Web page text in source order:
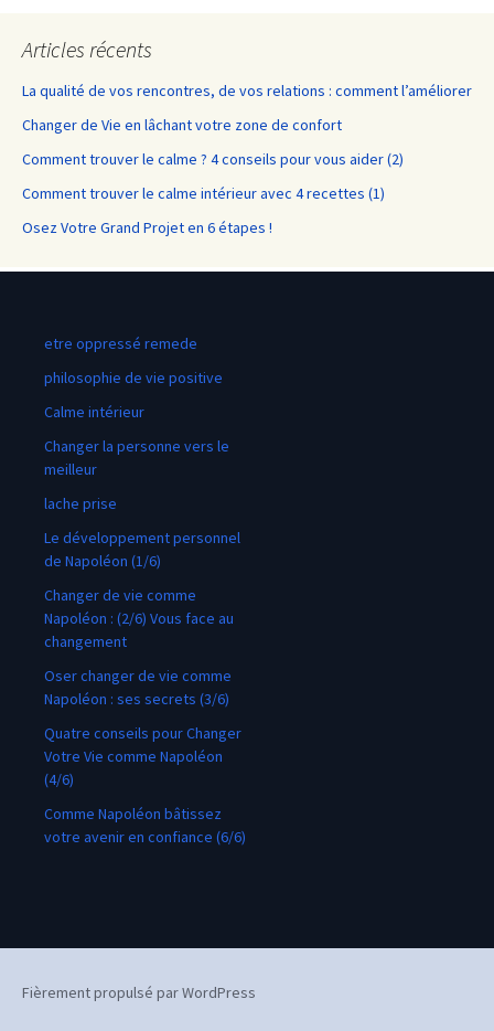
Articles récents
La qualité de vos rencontres, de vos relations : comment l’améliorer
Changer de Vie en lâchant votre zone de confort
Comment trouver le calme ? 4 conseils pour vous aider (2)
Comment trouver le calme intérieur avec 4 recettes (1)
Osez Votre Grand Projet en 6 étapes !
etre oppressé remede
philosophie de vie positive
Calme intérieur
Changer la personne vers le
meilleur
lache prise
Le développement personnel
de Napoléon (1/6)
Changer de vie comme
Napoléon : (2/6) Vous face au
changement
Oser changer de vie comme
Napoléon : ses secrets (3/6)
Quatre conseils pour Changer
Votre Vie comme Napoléon
(4/6)
Comme Napoléon bâtissez
votre avenir en confiance (6/6)
Fièrement propulsé par WordPress